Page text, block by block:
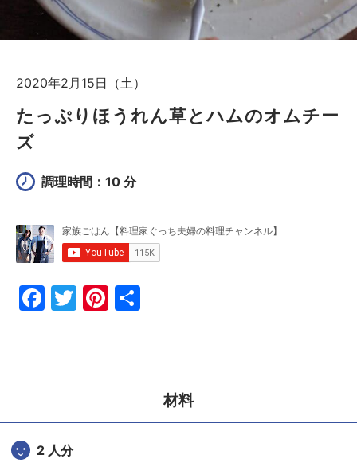
2020年2月15日（土）
たっぷりほうれん草とハムのオムチー
ズ
調理時間：10 分
F
o
o
T
Pi
材料
2 人分